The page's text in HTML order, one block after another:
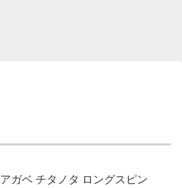
アガベ チタノタ ロングスピン